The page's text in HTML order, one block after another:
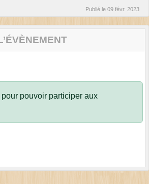
Publié le 09 févr. 2023
pour pouvoir participer aux